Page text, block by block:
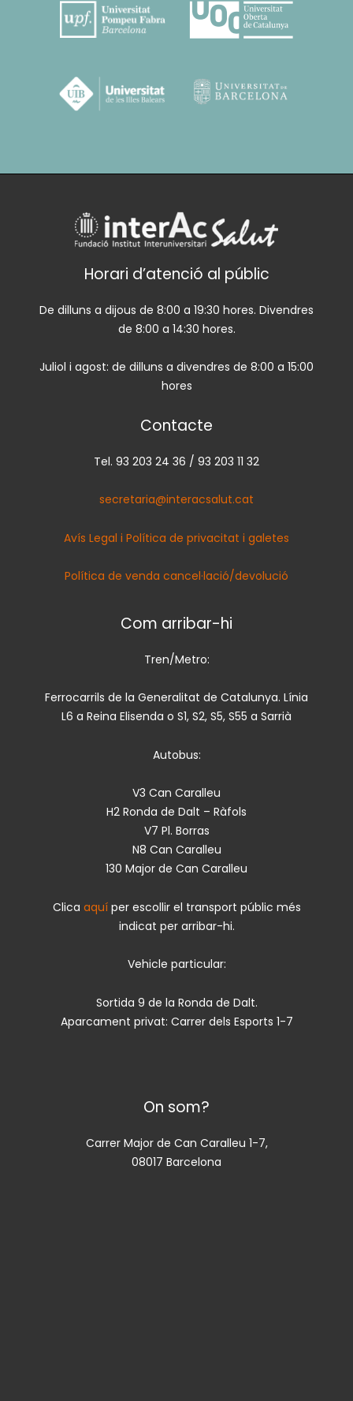
Horari d’atenció al públic
De dilluns a dijous de 8:00 a 19:30 hores. Divendres
de 8:00 a 14:30 hores.
Juliol i agost: de dilluns a divendres de 8:00 a 15:00
hores
Contacte
Tel. 93 203 24 36 / 93 203 11 32
secretaria@interacsalut.cat
Avís Legal i Política de privacitat i galetes
Política de venda cancel·lació/devolució
Com arribar-hi
Tren/Metro:
Ferrocarrils de la Generalitat de Catalunya. Línia
L6 a Reina Elisenda o S1, S2, S5, S55 a Sarrià
Autobus:
V3 Can Caralleu
H2 Ronda de Dalt – Ràfols
V7 Pl. Borras
N8 Can Caralleu
130 Major de Can Caralleu
Clica aquí per escollir el transport públic més
indicat per arribar-hi.
Vehicle particular:
Sortida 9 de la Ronda de Dalt.
Aparcament privat: Carrer dels Esports 1-7
On som?
Carrer Major de Can Caralleu 1-7,
08017 Barcelona